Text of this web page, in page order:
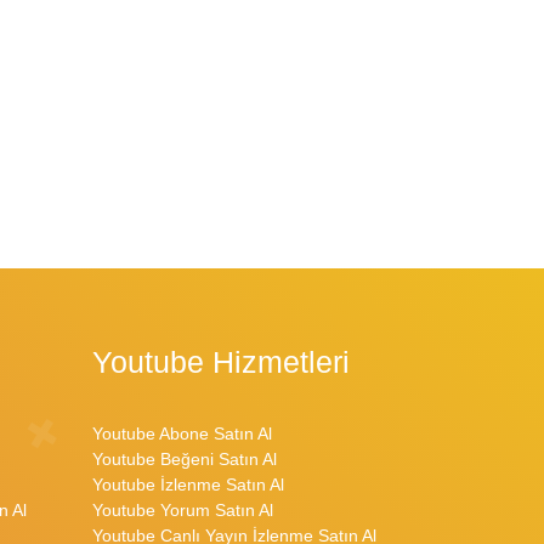
Al
Youtube Hizmetleri
Youtube Abone Satın Al
Youtube Beğeni Satın Al
Youtube İzlenme Satın Al
Youtube Yorum Satın Al
Youtube Canlı Yayın İzlenme Satın Al